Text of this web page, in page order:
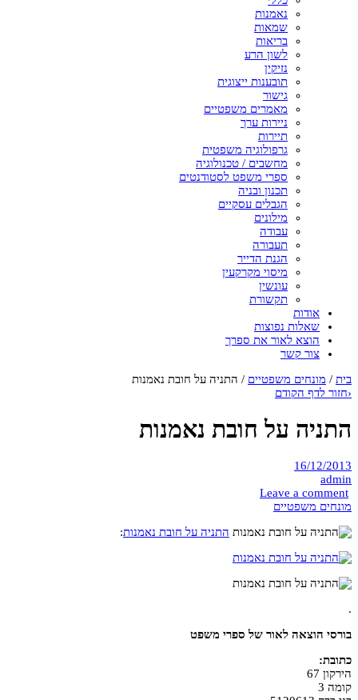
נאמנות
שמאות
בריאות
לשון הרע
נזיקין
תובענות ייצוגית
גישור
מאמרים משפטיים
ניירות ערך
תיירות
גרפולוגיה משפטית
מחשבים / טכנולוגיה
ספרי משפט לסטודנטים
תכנון ובניה
הגבלים עסקיים
מילונים
עבודה
תעבורה
הגנת הדייר
מיסוי מקרקעין
עונשין
תקשורת
אודות
שאלות נפוצות
הוצא לאור את ספרך
צור קשר
בית / מונחים משפטיים / התניה על חובת נאמנות
‹חזור לדף הקודם
התניה על חובת נאמנות
16/12/2013
admin
Leave a comment
מונחים משפטיים
התניה על חובת נאמנות:
.
בורסי הוצאה לאור של ספרי משפט
כתובת:
הירקון 67
קומה 3